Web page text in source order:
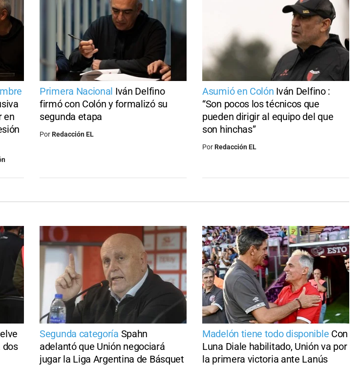
en
Primera Nacional Iván Delfino
firmó con Colón y formalizó su
segunda etapa
PorRedacción EL
Asumió en Colón Iván Delfino :
“Son pocos los técnicos que
pueden dirigir al equipo del que
son hinchas”
PorRedacción EL
dos
Segunda categoría Spahn
adelantó que Unión negociará
jugar la Liga Argentina de Básquet
Madelón tiene todo disponible Con
Luna Diale habilitado, Unión va por
la primera victoria ante Lanús